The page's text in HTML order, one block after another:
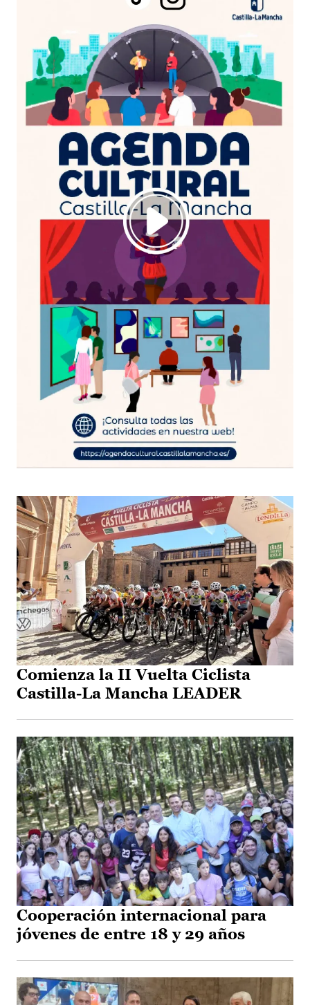
Comienza la II Vuelta Ciclista
Castilla-La Mancha LEADER
Cooperación internacional para
jóvenes de entre 18 y 29 años